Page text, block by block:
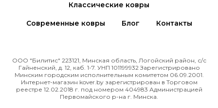
Классические ковры
Современные ковры Блог Контакты
ООО "Билитис" 223121, Минская область, Логойский район, с/с
Гайненский, д. 12, каб. 1-7. УНП 101199932 Зарегистрировано
Минским городским исполнительным комитетом 06.09.2001.
Интернет-магазин kover.by зарегиcтрирован в Торговом
реестре 12.02.2018 г. под номером 404983 Администрацией
Первомайского р-на г. Минска.